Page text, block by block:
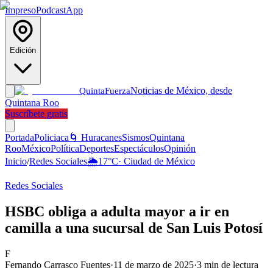
ImpresoPodcastApp
Edición
QuintaFuerzaNoticias de México, desde
Quintana Roo
Suscríbete gratis
PortadaPoliciaca 🌀 HuracanesSismosQuintana
RooMéxicoPolíticaDeportesEspectáculosOpinión
Inicio/Redes Sociales🌦️17°C· Ciudad de México
Redes Sociales
HSBC obliga a adulta mayor a ir en
camilla a una sucursal de San Luis Potosí
F
Fernando Carrasco Fuentes·11 de marzo de 2025·3 min de lectura